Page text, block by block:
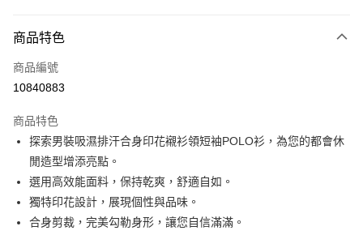
信用卡一次付款
超商取貨付款
Apple Pay
悠遊付
Google Pay
ATM付款
商品特色
商品編號
10840883
商品特色
探索男裝吸濕排汗合身印花襯衫領短袖POLO衫，為您的都會休
閒造型增添亮點。
選用高效能面料，保持乾爽，舒適自如。
獨特印花設計，展現個性與品味。
合身剪裁，完美勾勒身形，讓您自信滿滿。